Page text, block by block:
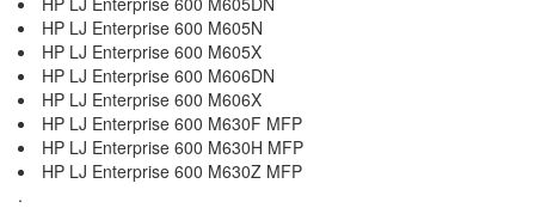
HP LJ Enterprise 600 M605N
HP LJ Enterprise 600 M605X
HP LJ Enterprise 600 M606DN
HP LJ Enterprise 600 M606X
HP LJ Enterprise 600 M630F MFP
HP LJ Enterprise 600 M630H MFP
HP LJ Enterprise 600 M630Z MFP
.